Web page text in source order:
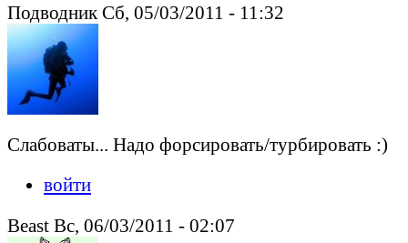
Подводник Сб, 05/03/2011 - 11:32
Слабоваты... Надо форсировать/турбировать :)
войти
Beast Вс, 06/03/2011 - 02:07